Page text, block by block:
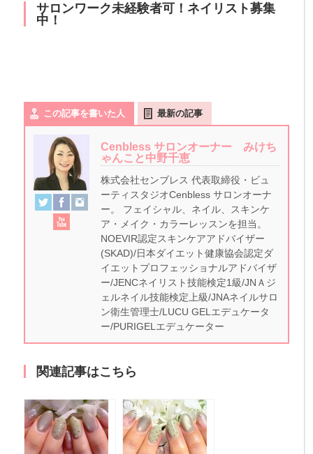
サロンワーク未経験者可！ネイリスト募集
中！
この記事を書いた人 最新の記事
Cenbless サロンオーナー みけち
ゃんこと中野千恵
株式会社センブレス 代表取締役・ビュ
ーティスタジオCenbless サロンオーナ
ー。 フェイシャル、ネイル、スキンケ
ア・メイク・カラーレッスンを担当。
NOEVIR認定スキンケアアドバイザー
(SKAD)/日本ダイエット健康協会認定ダ
イエットプロフェッショナルアドバイザ
ー/JENCネイリスト技能検定1級/JNＡジ
ェルネイル技能検定上級/JNAネイルサロ
ン衛生管理士/LUCU GELエデュケータ
ー/PURIGELエデュケーター
関連記事はこちら